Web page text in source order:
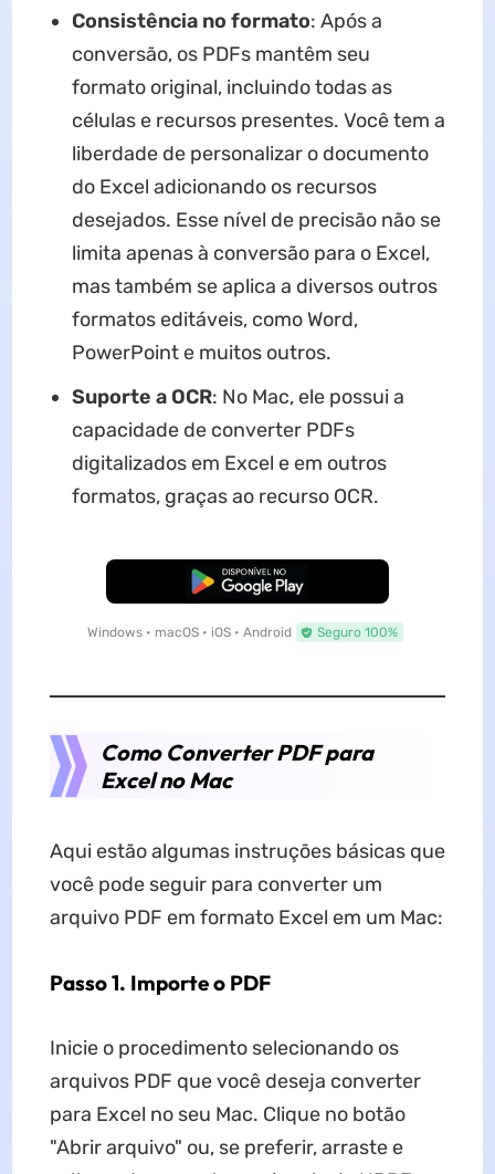
Consistência no formato: Após a
conversão, os PDFs mantêm seu
formato original, incluindo todas as
células e recursos presentes. Você tem a
liberdade de personalizar o documento
do Excel adicionando os recursos
desejados. Esse nível de precisão não se
limita apenas à conversão para o Excel,
mas também se aplica a diversos outros
formatos editáveis, como Word,
PowerPoint e muitos outros.
Suporte a OCR: No Mac, ele possui a
capacidade de converter PDFs
digitalizados em Excel e em outros
formatos, graças ao recurso OCR.
Baixar Grátis
Windows • macOS • iOS • Android Seguro 100%
Como Converter PDF para
Excel no Mac
Aqui estão algumas instruções básicas que
você pode seguir para converter um
arquivo PDF em formato Excel em um Mac:
Passo 1. Importe o PDF
Inicie o procedimento selecionando os
arquivos PDF que você deseja converter
para Excel no seu Mac. Clique no botão
"Abrir arquivo" ou, se preferir, arraste e